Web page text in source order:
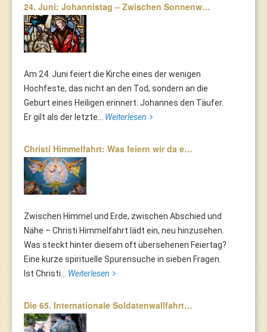
24. Juni: Johannistag – Zwischen Sonnenw…
Am 24. Juni feiert die Kirche eines der wenigen
Hochfeste, das nicht an den Tod, sondern an die
Geburt eines Heiligen erinnert: Johannes den Täufer.
Er gilt als der letzte... Weiterlesen
Christi Himmelfahrt: Was feiern wir da e…
Zwischen Himmel und Erde, zwischen Abschied und
Nähe – Christi Himmelfahrt lädt ein, neu hinzusehen.
Was steckt hinter diesem oft übersehenen Feiertag?
Eine kurze spirituelle Spurensuche in sieben Fragen.
Ist Christi... Weiterlesen
Die 65. Internationale Soldatenwallfahrt…